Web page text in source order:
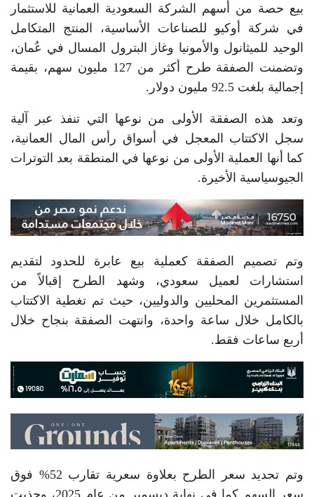
بيع حصة من أسهم الشركة السعودية العمانية للاستثمار
في شركة أوكيو للصناعات الأساسية، المنتج المتكامل
الوحيد للميثانول والأمونيا وغاز البترول المسال في عُمان،
وتضمنت الصفقة طرح أكثر من 127 مليون سهم، بقيمة
إجمالية بلغت 92.5 مليون دولار.
وتعد هذه الصفقة الأولى من نوعها التي تنفذ عبر آلية
سجل الاكتتاب المعجل في أسواق رأس المال العمانية،
كما أنها العملية الأولى من نوعها في المنطقة بعد التوترات
الجيوسياسية الأخيرة.
وتم تصميم الصفقة كعملية بيع عابرة للحدود لتقديم
استشارات لعميل سعودي، وشهد الطرح إقبالاً من
المستثمرين المحليين والدوليين، حيث تم تغطية الاكتتاب
بالكامل خلال ساعة واحدة، وانتهت الصفقة بنجاح خلال
أربع ساعات فقط.
وتم تحديد سعر الطرح بعلاوة سعرية تقارب 52% فوق